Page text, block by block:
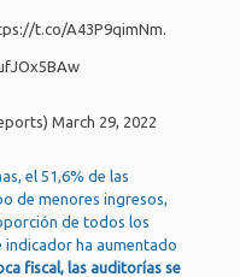
t.co/A43P9qimNm.
March 29, 2022
el 51,6% de las
de menores ingresos,
de todos los
ha aumentado
fiscal, las auditorías se